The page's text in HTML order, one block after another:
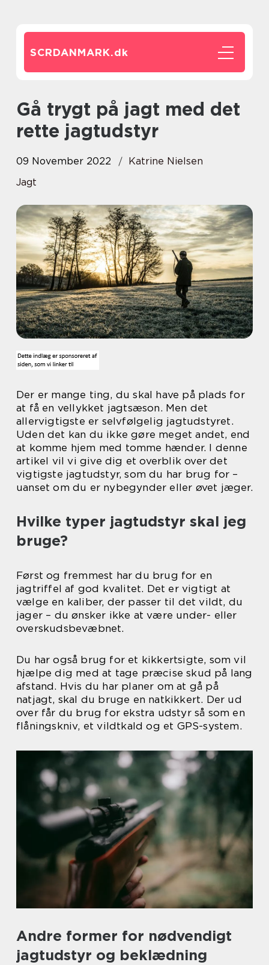
SCRDANMARK.dk
Gå trygt på jagt med det
rette jagtudstyr
09 November 2022
Katrine Nielsen
Jagt
Der er mange ting, du skal have på plads for
at få en vellykket jagtsæson. Men det
allervigtigste er selvfølgelig jagtudstyret.
Uden det kan du ikke gøre meget andet, end
at komme hjem med tomme hænder. I denne
artikel vil vi give dig et overblik over det
vigtigste jagtudstyr, som du har brug for –
uanset om du er nybegynder eller øvet jæger.
Hvilke typer jagtudstyr skal jeg
bruge?
Først og fremmest har du brug for en
jagtriffel af god kvalitet. Det er vigtigt at
vælge en kaliber, der passer til det vildt, du
jager – du ønsker ikke at være under- eller
overskudsbevæbnet.
Du har også brug for et kikkertsigte, som vil
hjælpe dig med at tage præcise skud på lang
afstand. Hvis du har planer om at gå på
natjagt, skal du bruge en natkikkert. Der ud
over får du brug for ekstra udstyr så som en
flåningskniv, et vildtkald og et GPS-system.
Andre former for nødvendigt
jagtudstyr og beklædning